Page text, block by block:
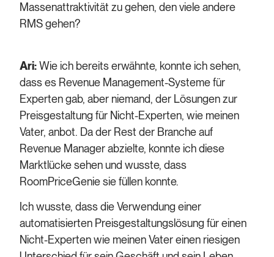
Massenattraktivität zu gehen, den viele andere
RMS gehen?
Ari:Wie ich bereits erwähnte, konnte ich sehen,
dass es Revenue Management-Systeme für
Experten gab, aber niemand, der Lösungen zur
Preisgestaltung für Nicht-Experten, wie meinen
Vater, anbot. Da der Rest der Branche auf
Revenue Manager abzielte, konnte ich diese
Marktlücke sehen und wusste, dass
RoomPriceGenie sie füllen konnte.
Ich wusste, dass die Verwendung einer
automatisierten Preisgestaltungslösung für einen
Nicht-Experten wie meinen Vater einen riesigen